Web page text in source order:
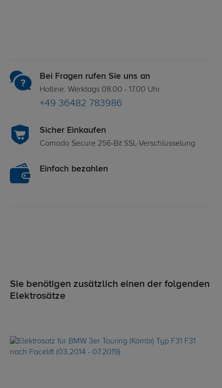
Bei Fragen rufen Sie uns an
Hotline: Werktags 08.00 - 17.00 Uhr
+49 36482 783986
Sicher Einkaufen
Comodo Secure 256-Bit SSL-Verschlüsselung
Einfach bezahlen
Sie benötigen zusätzlich einen der folgenden
Elektrosätze